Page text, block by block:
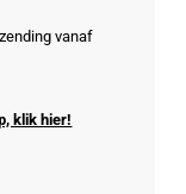
vanaf
klik hier!